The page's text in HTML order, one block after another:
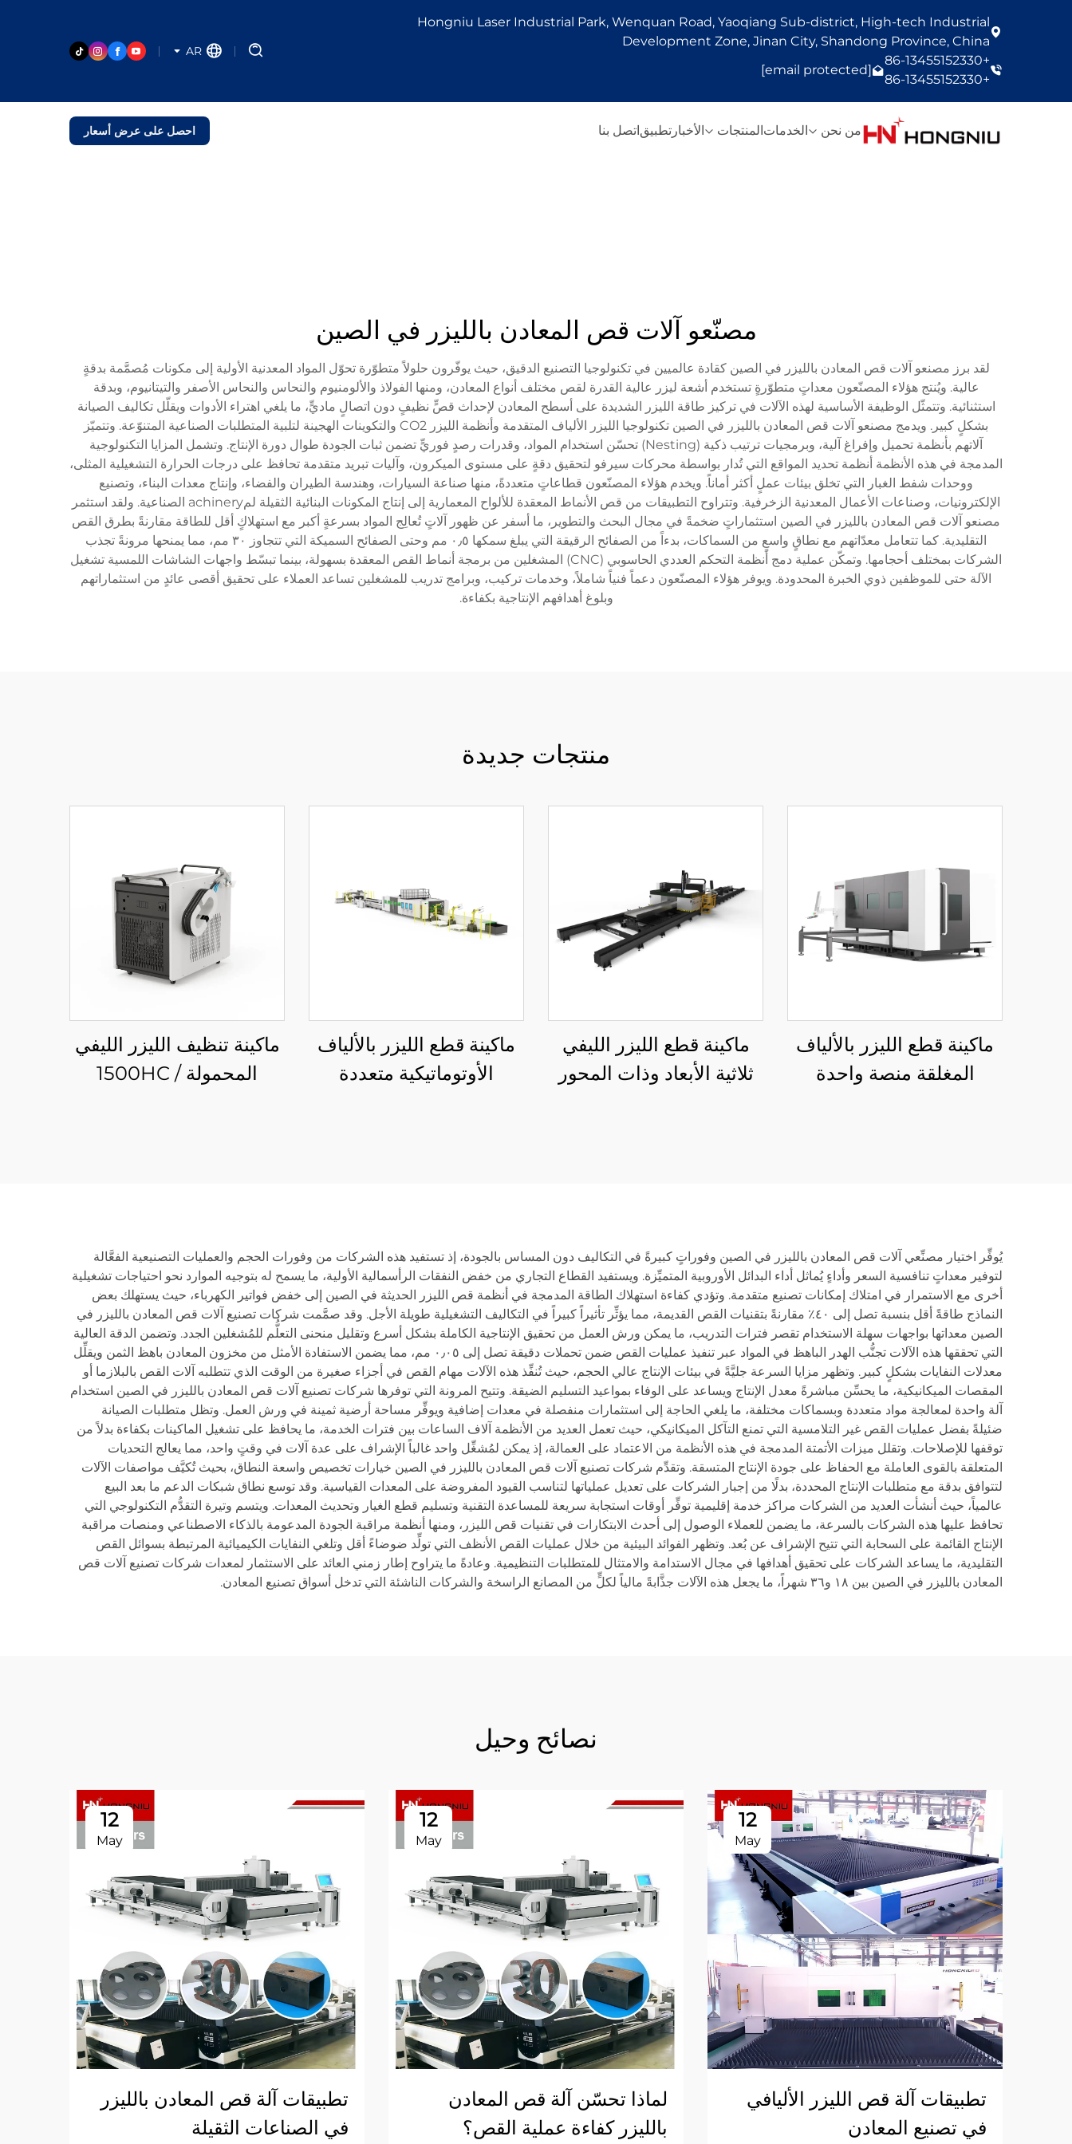
Hongniu Laser Industrial Park, Wenquan Road, Yaoqiang Sub-district, High-tech Industrial
Development Zone, Jinan City, Shandong Province, China
+86-13455152330
+86-13455152330
[email protected]
AR
من نحن الخدماتالمنتجات الأخبار تطبيقاتصل بنا احصل على عرض أسعار
مصنّعو آلات قص المعادن بالليزر في الصين
لقد برز مصنعو آلات قص المعادن بالليزر في الصين كقادة عالميين في تكنولوجيا التصنيع الدقيق، حيث يوفّرون حلولاً متطوّرة تحوّل المواد المعدنية الأولية إلى مكونات مُصمَّمة بدقةٍ
عالية. ويُنتج هؤلاء المصنّعون معداتٍ متطوّرةٍ تستخدم أشعة ليزر عالية القدرة لقص مختلف أنواع المعادن، ومنها الفولاذ والألومنيوم والنحاس والنحاس الأصفر والتيتانيوم، وبدقة
استثنائية. وتتمثّل الوظيفة الأساسية لهذه الآلات في تركيز طاقة الليزر الشديدة على أسطح المعادن لإحداث قصٍّ نظيفٍ دون اتصالٍ ماديٍّ، ما يلغي اهتراء الأدوات ويقلّل تكاليف الصيانة
بشكلٍ كبير. ويدمج مصنعو آلات قص المعادن بالليزر في الصين تكنولوجيا الليزر الألياف المتقدمة وأنظمة الليزر CO2 والتكوينات الهجينة لتلبية المتطلبات الصناعية المتنوّعة. وتتميّز
آلاتهم بأنظمة تحميل وإفراغ آلية، وبرمجيات ترتيب ذكية (Nesting) تحسّن استخدام المواد، وقدرات رصدٍ فوريٍّ تضمن ثبات الجودة طوال دورة الإنتاج. وتشمل المزايا التكنولوجية
المدمجة في هذه الأنظمة أنظمة تحديد المواقع التي تُدار بواسطة محركات سيرفو لتحقيق دقةٍ على مستوى الميكرون، وآليات تبريد متقدمة تحافظ على درجات الحرارة التشغيلية المثلى،
ووحدات شفط الغبار التي تخلق بيئات عملٍ أكثر أماناً. ويخدم هؤلاء المصنّعون قطاعاتٍ متعددةً، منها صناعة السيارات، وهندسة الطيران والفضاء، وإنتاج معدات البناء، وتصنيع
الإلكترونيات، وصناعات الأعمال المعدنية الزخرفية. وتتراوح التطبيقات من قص الأنماط المعقدة للألواح المعمارية إلى إنتاج المكونات البنائية الثقيلة لمachinery الصناعية. ولقد استثمر
مصنعو آلات قص المعادن بالليزر في الصين استثماراتٍ ضخمةً في مجال البحث والتطوير، ما أسفر عن ظهور آلاتٍ تُعالِج المواد بسرعةٍ أكبر مع استهلاكٍ أقل للطاقة مقارنةً بطرق القص
التقليدية. كما تتعامل معدّاتهم مع نطاقٍ واسعٍ من السماكات، بدءاً من الصفائح الرقيقة التي يبلغ سمكها ٠٫٥ مم وحتى الصفائح السميكة التي تتجاوز ٣٠ مم، مما يمنحها مرونةً تجذب
الشركات بمختلف أحجامها. وتمكّن عملية دمج أنظمة التحكم العددي الحاسوبي (CNC) المشغلين من برمجة أنماط القص المعقدة بسهولة، بينما تبسّط واجهات الشاشات اللمسية تشغيل
الآلة حتى للموظفين ذوي الخبرة المحدودة. ويوفر هؤلاء المصنّعون دعماً فنياً شاملاً، وخدمات تركيب، وبرامج تدريب للمشغلين تساعد العملاء على تحقيق أقصى عائدٍ من استثماراتهم
وبلوغ أهدافهم الإنتاجية بكفاءة.
منتجات جديدة
ماكينة قطع الليزر بالألياف
المغلقة منصة واحدة
ماكينة قطع الليزر الليفي
ثلاثية الأبعاد وذات المحور
ماكينة قطع الليزر بالألياف
الأوتوماتيكية متعددة
ماكينة تنظيف الليزر الليفي
المحمولة 1500HC /
يُوفِّر اختيار مصنِّعي آلات قص المعادن بالليزر في الصين وفوراتٍ كبيرةً في التكاليف دون المساس بالجودة، إذ تستفيد هذه الشركات من وفورات الحجم والعمليات التصنيعية الفعَّالة
لتوفير معداتٍ تنافسية السعر وأداءٍ يُماثل أداء البدائل الأوروبية المتميِّزة. ويستفيد القطاع التجاري من خفض النفقات الرأسمالية الأولية، ما يسمح له بتوجيه الموارد نحو احتياجات تشغيلية
أخرى مع الاستمرار في امتلاك إمكانات تصنيع متقدمة. وتؤدي كفاءة استهلاك الطاقة المدمجة في أنظمة قص الليزر الحديثة في الصين إلى خفض فواتير الكهرباء، حيث يستهلك بعض
النماذج طاقةً أقل بنسبة تصل إلى ٤٠٪ مقارنةً بتقنيات القص القديمة، مما يؤثِّر تأثيراً كبيراً في التكاليف التشغيلية طويلة الأجل. وقد صمَّمت شركات تصنيع آلات قص المعادن بالليزر في
الصين معداتها بواجهات سهلة الاستخدام تقصر فترات التدريب، ما يمكن ورش العمل من تحقيق الإنتاجية الكاملة بشكل أسرع وتقليل منحنى التعلُّم للمُشغلين الجدد. وتضمن الدقة العالية
التي تحققها هذه الآلات تجنُّب الهدر الباهظ في المواد عبر تنفيذ عمليات القص ضمن تحملات دقيقة تصل إلى ٠٫٠٥ مم، مما يضمن الاستفادة الأمثل من مخزون المعادن باهظ الثمن ويقلِّل
معدلات النفايات بشكلٍ كبير. وتظهر مزايا السرعة جليَّةً في بيئات الإنتاج عالي الحجم، حيث تُنفِّذ هذه الآلات مهام القص في أجزاء صغيرة من الوقت الذي تتطلبه آلات القص بالبلازما أو
المقصات الميكانيكية، ما يحسِّن مباشرةً معدل الإنتاج ويساعد على الوفاء بمواعيد التسليم الضيقة. وتتيح المرونة التي توفرها شركات تصنيع آلات قص المعادن بالليزر في الصين استخدام
آلة واحدة لمعالجة مواد متعددة وبسماكات مختلفة، ما يلغي الحاجة إلى استثمارات منفصلة في معدات إضافية ويوفِّر مساحة أرضية ثمينة في ورش العمل. وتظل متطلبات الصيانة
ضئيلةً بفضل عمليات القص غير التلامسية التي تمنع التآكل الميكانيكي، حيث تعمل العديد من الأنظمة آلاف الساعات بين فترات الخدمة، ما يحافظ على تشغيل الماكينات بكفاءة بدلاً من
توقفها للإصلاحات. وتقلل ميزات الأتمتة المدمجة في هذه الأنظمة من الاعتماد على العمالة، إذ يمكن لمُشغِّل واحد غالباً الإشراف على عدة آلات في وقتٍ واحد، مما يعالج التحديات
المتعلقة بالقوى العاملة مع الحفاظ على جودة الإنتاج المتسقة. وتقدِّم شركات تصنيع آلات قص المعادن بالليزر في الصين خيارات تخصيص واسعة النطاق، بحيث تُكيَّف مواصفات الآلات
لتتوافق بدقة مع متطلبات الإنتاج المحددة، بدلًا من إجبار الشركات على تعديل عملياتها لتناسب القيود المفروضة على المعدات القياسية. وقد توسع نطاق شبكات الدعم ما بعد البيع
عالمياً، حيث أنشأت العديد من الشركات مراكز خدمة إقليمية توفِّر أوقات استجابة سريعة للمساعدة التقنية وتسليم قطع الغيار وتحديث المعدات. ويتسم وتيرة التقدُّم التكنولوجي التي
تحافظ عليها هذه الشركات بالسرعة، ما يضمن للعملاء الوصول إلى أحدث الابتكارات في تقنيات قص الليزر، ومنها أنظمة مراقبة الجودة المدعومة بالذكاء الاصطناعي ومنصات مراقبة
الإنتاج القائمة على السحابة التي تتيح الإشراف عن بُعد. وتظهر الفوائد البيئية من خلال عمليات القص الأنظف التي تولِّد ضوضاءً أقل وتلغي النفايات الكيميائية المرتبطة بسوائل القص
التقليدية، ما يساعد الشركات على تحقيق أهدافها في مجال الاستدامة والامتثال للمتطلبات التنظيمية. وعادةً ما يتراوح إطار زمني العائد على الاستثمار لمعدات شركات تصنيع آلات قص
المعادن بالليزر في الصين بين ١٨ و٣٦ شهراً، ما يجعل هذه الآلات جذَّابةً مالياً لكلٍّ من المصانع الراسخة والشركات الناشئة التي تدخل أسواق تصنيع المعادن.
نصائح وحيل
12
May
تطبيقات آلة قص الليزر الأليافي
في تصنيع المعادن
12
May
لماذا تحسّن آلة قص المعادن
بالليزر كفاءة عملية القص؟
12
May
تطبيقات آلة قص المعادن بالليزر
في الصناعات الثقيلة